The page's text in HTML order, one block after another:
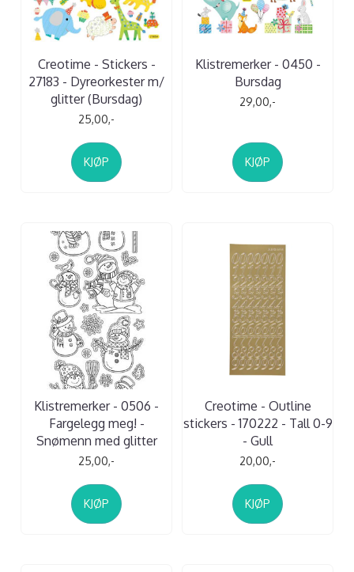
Creotime - Stickers -
27183 - Dyreorkester m/
glitter (Bursdag)
25,00,-
KJØP
Klistremerker - 0450 -
Bursdag
29,00,-
KJØP
Klistremerker - 0506 -
Fargelegg meg! -
Snømenn med glitter
25,00,-
KJØP
Creotime - Outline
stickers - 170222 - Tall 0-9
- Gull
20,00,-
KJØP